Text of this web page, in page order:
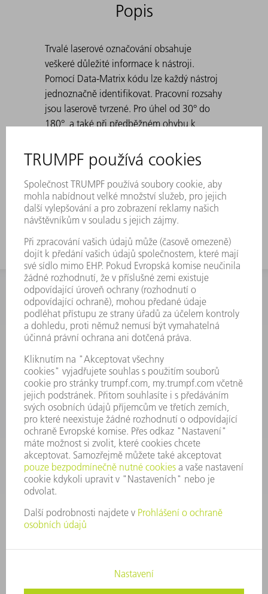
Popis
Trvalé laserové označování obsahuje
veškeré důležité informace k nástroji.
Pomocí Data-Matrix kódu lze každý nástroj
jednoznačně identifikovat. Pracovní rozsahy
jsou laserově tvrzené. Pro úhel od 30° do
180°, a také při předběžném ohybu k
provedení a provedení s poloměrem 3 Při
vytváření špičatých ohybů s 30° matricemi
může dojít k tomu, že se ohnutý plech
vzpříčí v matrici. Vyrážecí pomůcky TRUMPF
řeší tento problém.
INFORMACE
Často kladené dotazy
Všeobecné obchodní podmínky
KONTAKTNÍ ÚDAJE
Náhradní díly
+420 251 106 254
Po - čt 8:00 - 17:00
Pá 8:00 - 16:00
ND@trumpf.com
KONTAKTNÍ ÚDAJE
Nástroje
+420 251 106 250
Po - pá 8:00 - 16:00
nastroje@trumpf.com